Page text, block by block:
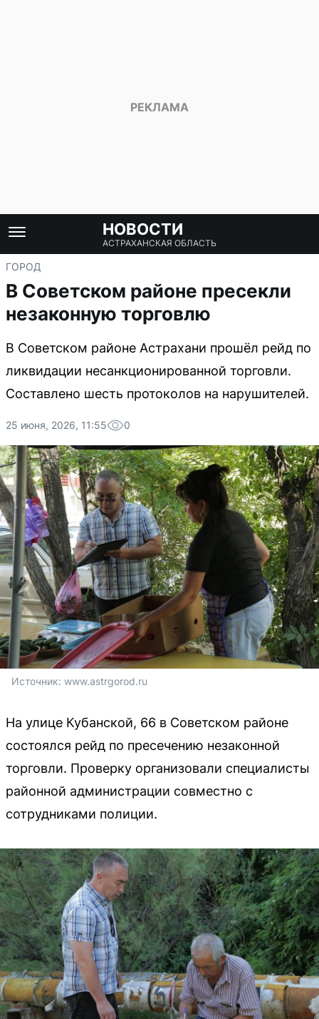
НОВОСТИ
АСТРАХАНСКАЯ ОБЛАСТЬ
ГОРОД
В Советском районе пресекли
незаконную торговлю
В Советском районе Астрахани прошёл рейд по
ликвидации несанкционированной торговли.
Составлено шесть протоколов на нарушителей.
25 июня, 2026, 11:55 0
Источник: www.astrgorod.ru
На улице Кубанской, 66 в Советском районе
состоялся рейд по пресечению незаконной
торговли. Проверку организовали специалисты
районной администрации совместно с
сотрудниками полиции.